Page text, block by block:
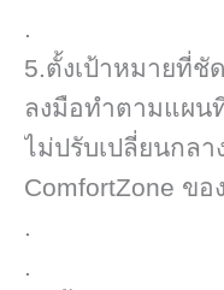
.
5.ตั้งเป้าหมายที่ชั
ลงมือทำตามแผน
ไม่ปรับเปลี่ยนกลา
ComfortZone​ ขอ
.
.